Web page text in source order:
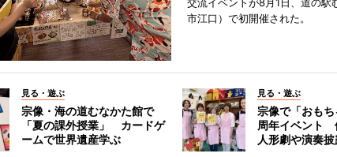
市江口）で初開催された。
見る・遊ぶ
宗像・海の道むなかた館で
「夏の課外授業」 カードゲ
ームで世界遺産学ぶ
見る・遊ぶ
宗像で「おも
周年イベント
人形劇や演奏